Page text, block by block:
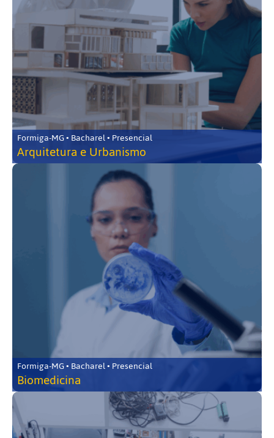
Formiga-MG • Bacharel • Presencial
Arquitetura e Urbanismo
Formiga-MG • Bacharel • Presencial
Biomedicina